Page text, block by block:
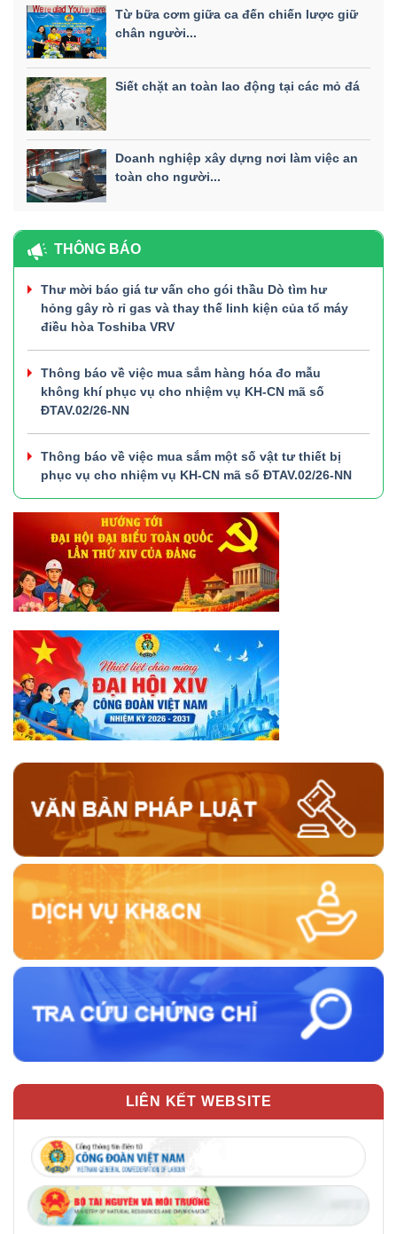
Từ bữa cơm giữa ca đến chiến lược giữ
chân người...
Siết chặt an toàn lao động tại các mỏ đá
Doanh nghiệp xây dựng nơi làm việc an
toàn cho người...
THÔNG BÁO
Thư mời báo giá tư vấn cho gói thầu Dò tìm hư
hỏng gây rò rỉ gas và thay thế linh kiện của tổ máy
điều hòa Toshiba VRV
Thông báo về việc mua sắm hàng hóa đo mẫu
không khí phục vụ cho nhiệm vụ KH-CN mã số
ĐTAV.02/26-NN
Thông báo về việc mua sắm một số vật tư thiết bị
phục vụ cho nhiệm vụ KH-CN mã số ĐTAV.02/26-NN
LIÊN KẾT WEBSITE